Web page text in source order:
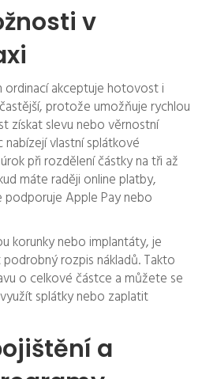
v
ordinací akceptuje hotovost i
protože umožňuje rychlou
získat slevu nebo věrnostní
vlastní splátkové
při rozdělení částky na tři až
máte raději online platby,
Apple Pay nebo
korunky nebo implantáty, je
rozpis nákladů. Takto
o celkové částce a můžete se
splátky nebo zaplatit
a